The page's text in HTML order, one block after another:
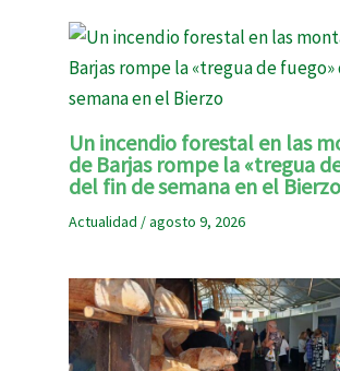
Un incendio forestal en las
de Barjas rompe la «tregua
del fin de semana en el Bierzo
Actualidad /agosto 9, 2026